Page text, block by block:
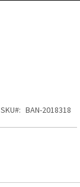
SKU BAN-2018318